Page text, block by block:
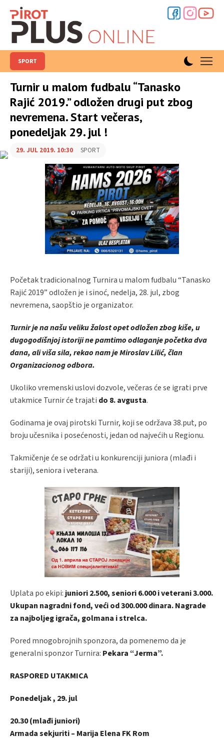
SPORT
Turnir u malom fudbalu “Tanasko
Rajić 2019.” odložen drugi put zbog
nevremena. Start večeras,
ponedeljak 29. jul !
29. JUL 2019. 10:30 SPORT
Početak tradicionalnog Turnira u malom fudbalu “Tanasko
Rajić 2019” odložen je i sinoć, nedelja, 28. jul, zbog
nevremena, saopštio je organizator.
Turnir je na našu veliku žalost opet odložen zbog kiše, u
dugogodišnjoj istoriji ne pamtimo odlaganje početka dva
dana, ali viša sila, rekao nam je Miroslav Lilić, član
Organizacionog odbora.
Ukoliko vremenski uslovi dozvole, večeras će se igrati prve
utakmice Turnir će trajati do 8. avgusta.
Godinama je ovaj pirotski Turnir, koji se održava 38.put, po
broju učesnika i posećenosti, jedan od najvećih u Regionu.
Takmičenje će se održati u konkurenciji juniora (mlađi i
stariji), seniora i veterana.
Uplata po ekipi: juniori 2.500, seniori 6.000 i veterani 3.000.
Ukupan nagradni fond, veći od 300.000 dinara. Nagrade
za najboljeg igrača, golmana i strelca.
Pored mnogobrojnih sponzora, da pomenemo da je
generalni sponzor Turnira: Pekara “Jerma”.
RASPORED UTAKMICA
Ponedeljak , 29. jul
20.30 (mlađi juniori)
Armada sekjuriti – Marija Elena FK Rom